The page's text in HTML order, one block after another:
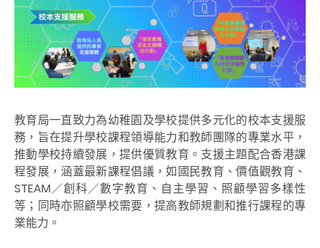
教育局一直致力為幼稚園及學校提供多元化的校本支援服
務，旨在提升學校課程領導能力和教師團隊的專業水平，
推動學校持續發展，提供優質教育。支援主題配合香港課
程發展，涵蓋最新課程倡議，如國民教育、價值觀教育、
STEAM／創科／數字教育、自主學習、照顧學習多樣性
等；同時亦照顧學校需要，提高教師規劃和推行課程的專
業能力。